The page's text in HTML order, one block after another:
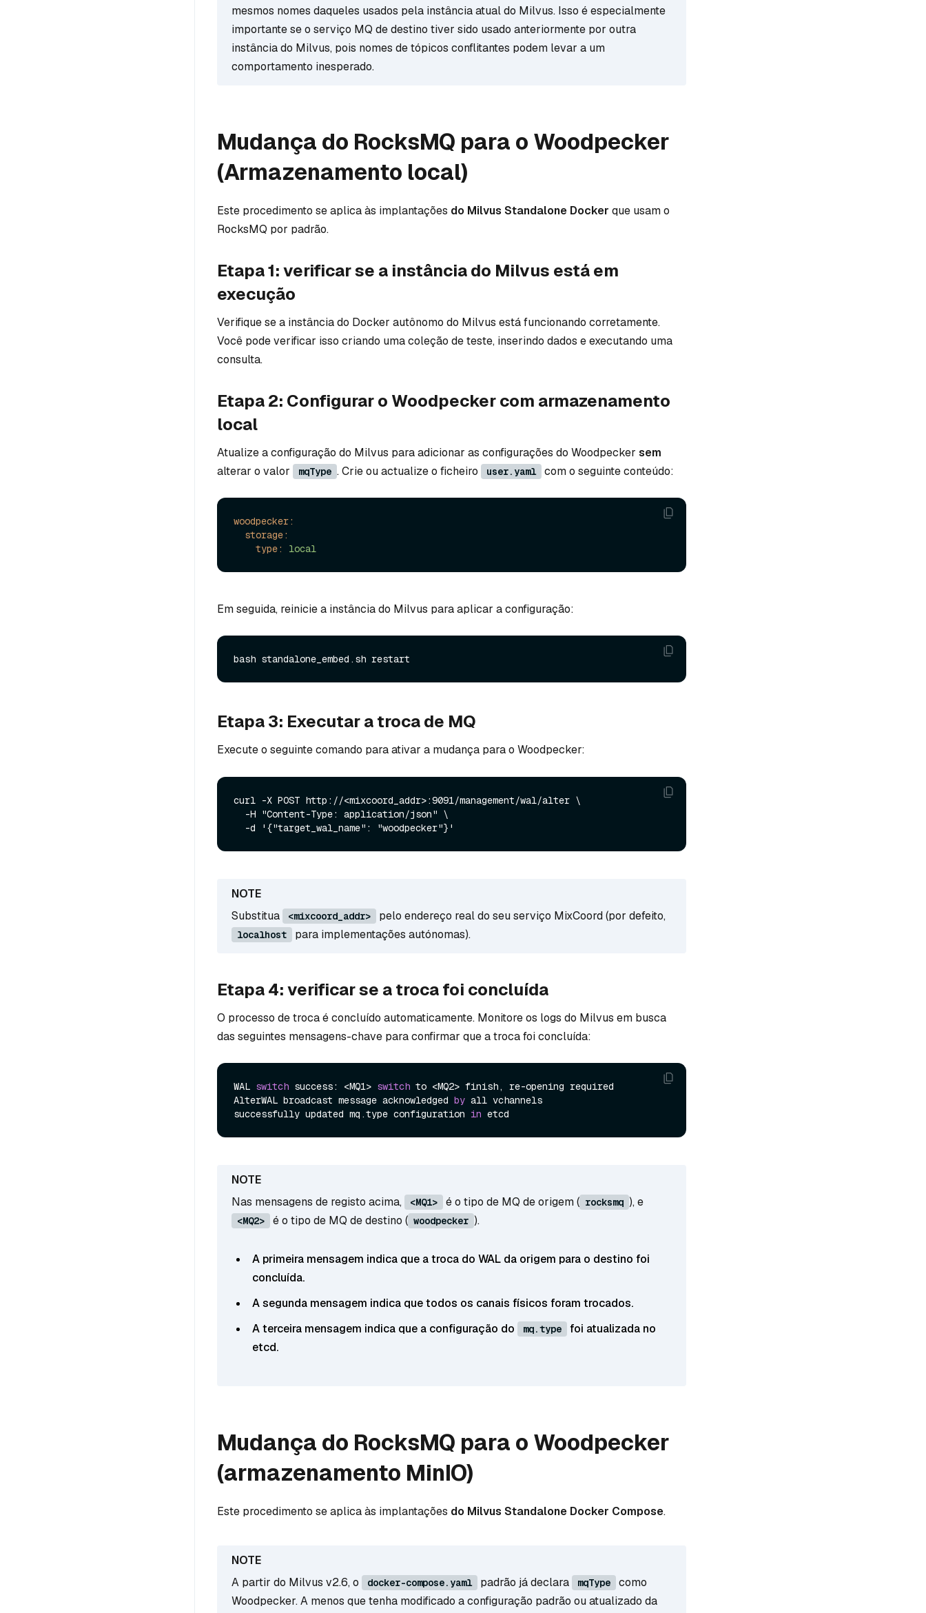
mesmos nomes daqueles usados pela instância atual do Milvus. Isso é especialmente
importante se o serviço MQ de destino tiver sido usado anteriormente por outra
instância do Milvus, pois nomes de tópicos conflitantes podem levar a um
comportamento inesperado.
Mudança do RocksMQ para o Woodpecker
(Armazenamento local)
Este procedimento se aplica às implantações do Milvus Standalone Docker que usam o
RocksMQ por padrão.
Etapa 1: verificar se a instância do Milvus está em
execução
Verifique se a instância do Docker autônomo do Milvus está funcionando corretamente.
Você pode verificar isso criando uma coleção de teste, inserindo dados e executando uma
consulta.
Etapa 2: Configurar o Woodpecker com armazenamento
local
Atualize a configuração do Milvus para adicionar as configurações do Woodpecker sem
alterar o valor
mqType . Crie ou actualize o ficheiro user.yaml com o seguinte conteúdo:
woodpecker:
storage:
type:
local
Em seguida, reinicie a instância do Milvus para aplicar a configuração:
Etapa 3: Executar a troca de MQ
Execute o seguinte comando para ativar a mudança para o Woodpecker:
curl -X POST http://<mixcoord_addr>:9091/management/wal/alter \
Substitua <mixcoord_addr> pelo endereço real do seu serviço MixCoord (por defeito,
localhost para implementações autónomas).
Etapa 4: verificar se a troca foi concluída
O processo de troca é concluído automaticamente. Monitore os logs do Milvus em busca
das seguintes mensagens-chave para confirmar que a troca foi concluída:
WAL switch success: <MQ1> switch to <MQ2> finish, re-opening required
AlterWAL broadcast message acknowledged by all vchannels
successfully updated mq.type configuration in
Nas mensagens de registo acima, <MQ1> é o tipo de MQ de origem ( rocksmq ), e
<MQ2> é o tipo de MQ de destino ( woodpecker ).
A primeira mensagem indica que a troca do WAL da origem para o destino foi
concluída.
A segunda mensagem indica que todos os canais físicos foram trocados.
A terceira mensagem indica que a configuração do
mq.type
foi atualizada no
etcd.
Mudança do RocksMQ para o Woodpecker
(armazenamento MinIO)
Este procedimento se aplica às implantações do Milvus Standalone Docker Compose.
A partir do Milvus v2.6, o docker-compose.yaml padrão já declara mqType
como
Woodpecker. A menos que tenha modificado a configuração padrão ou atualizado da